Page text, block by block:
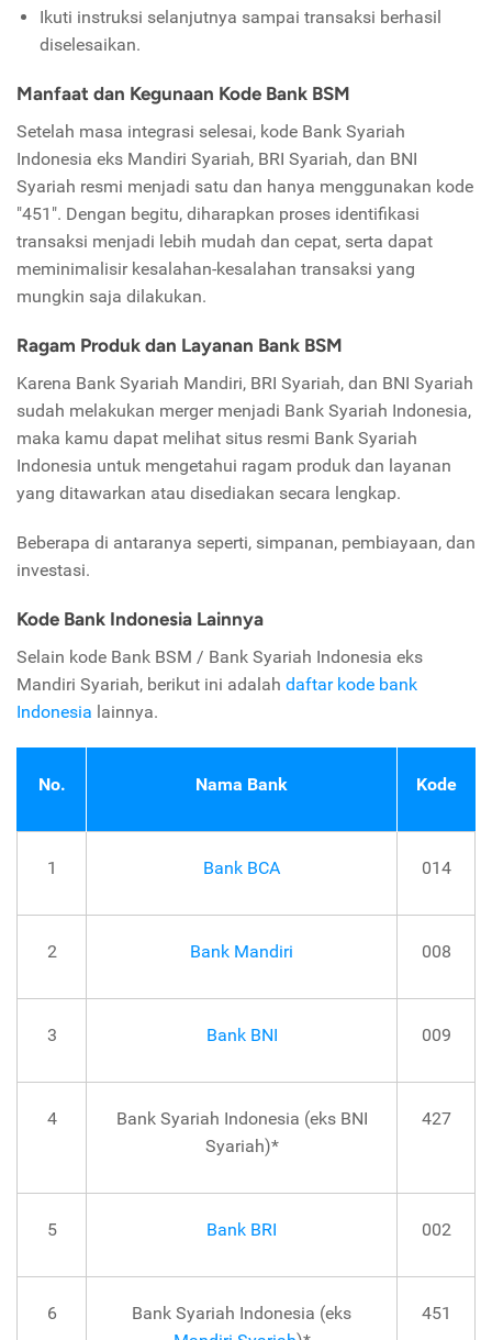
Ikuti instruksi selanjutnya sampai transaksi berhasil
diselesaikan.
Manfaat dan Kegunaan Kode Bank BSM
Setelah masa integrasi selesai, kode Bank Syariah
Indonesia eks Mandiri Syariah, BRI Syariah, dan BNI
Syariah resmi menjadi satu dan hanya menggunakan kode
"451". Dengan begitu, diharapkan proses identifikasi
transaksi menjadi lebih mudah dan cepat, serta dapat
meminimalisir kesalahan-kesalahan transaksi yang
mungkin saja dilakukan.
Ragam Produk dan Layanan Bank BSM
Karena Bank Syariah Mandiri, BRI Syariah, dan BNI Syariah
sudah melakukan merger menjadi Bank Syariah Indonesia,
maka kamu dapat melihat situs resmi Bank Syariah
Indonesia untuk mengetahui ragam produk dan layanan
yang ditawarkan atau disediakan secara lengkap.
Beberapa di antaranya seperti, simpanan, pembiayaan, dan
investasi.
Kode Bank Indonesia Lainnya
Selain kode Bank BSM / Bank Syariah Indonesia eks
Mandiri Syariah, berikut ini adalah daftar kode bank
Indonesia lainnya.
No. Nama Bank Kode
1 Bank BCA 014
2 Bank Mandiri 008
3 Bank BNI 009
4
Bank Syariah Indonesia (eks BNI
Syariah)*
427
5 Bank BRI 002
6
Bank Syariah Indonesia (eks
451